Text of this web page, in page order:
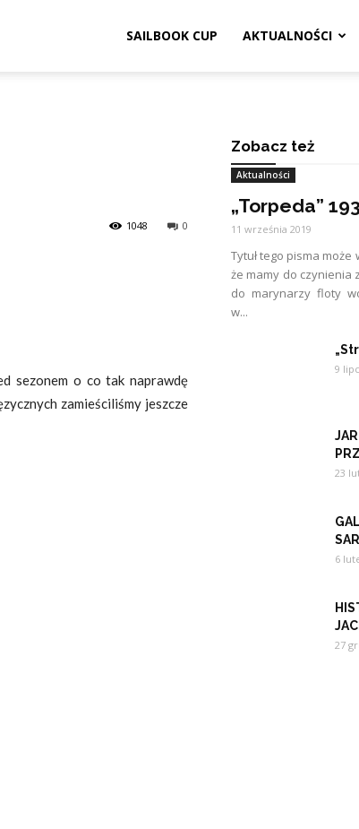
SAILBOOK CUP AKTUALNOŚCI
0
1048
sezonem o co tak naprawdę
zamieściliśmy jeszcze
Zobacz też
Aktualności
„Torpeda”
11 września 2019
Tytuł tego pisma może
że mamy do czynienia
do marynarzy floty
w...
9
23
6
27